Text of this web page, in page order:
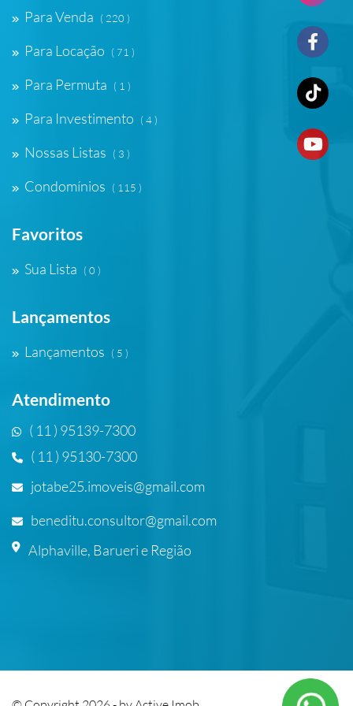
Para Venda ( 220 )
Para Locação ( 71 )
Para Permuta ( 1 )
Para Investimento ( 4 )
Nossas Listas ( 3 )
Condomínios ( 115 )
Favoritos
Sua Lista ( 0 )
Lançamentos
Lançamentos ( 5 )
Atendimento
( 11 ) 95139-7300
( 11 ) 95130-7300
jotabe25.imoveis@gmail.com
beneditu.consultor@gmail.com
Alphaville, Barueri e Região